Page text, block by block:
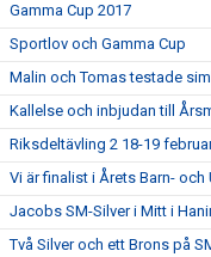
Gamma Cup 2017
Sportlov och Gamma Cup
Malin och Tomas testade
Kallelse och inbjudan till
Riksdeltävling 2 18-19
Vi är finalist i Årets Barn-
Jacobs SM-Silver i Mitt i
Två Silver och ett Brons på